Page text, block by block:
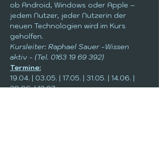
ob Android, Windows oder Apple –
jedem Nutzer, jeder Nutzerin der
neuen Technologien wird im Kurs
geholfen.
Kursleiter: Raphael Sauer -Wissen
aktiv - (Tel. 0163 19 69 392)
Termine:
19.04. | 03.05. | 17.05. | 31.05. | 14.06. |
28.06. | 12.07.